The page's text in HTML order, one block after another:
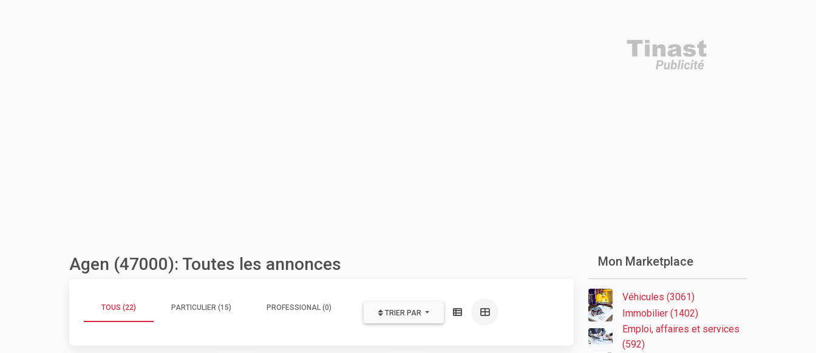
Agen (47000): Toutes les annonces
TOUS (22) PARTICULIER (15) PROFESSIONAL (0)
TRIER PAR
Mon Marketplace
Véhicules (3061)
Immobilier (1402)
Emploi, affaires et services
(592)